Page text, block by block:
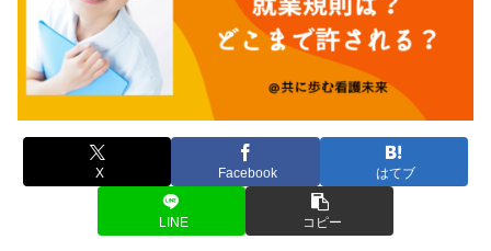
X Facebook はてブ
LINE コピー